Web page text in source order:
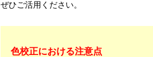
ぜひご活用ください。
色校正における注意点